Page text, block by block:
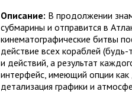
Описание: В продолжении
субмарины и отправится в
кинематографические битвы
действие всех кораблей
и действий, а результат
интерфейс, имеющий опции как
детализация графики и